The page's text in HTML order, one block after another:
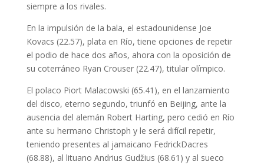
siempre a los rivales.
En la impulsión de la bala, el estadounidense Joe
Kovacs (22.57), plata en Río, tiene opciones de repetir
el podio de hace dos años, ahora con la oposición de
su coterráneo Ryan Crouser (22.47), titular olímpico.
El polaco Piort Malacowski (65.41), en el lanzamiento
del disco, eterno segundo, triunfó en Beijing, ante la
ausencia del alemán Robert Harting, pero cedió en Río
ante su hermano Christoph y le será difícil repetir,
teniendo presentes al jamaicano FedrickDacres
(68.88), al lituano Andrius Gudžius (68.61) y al sueco